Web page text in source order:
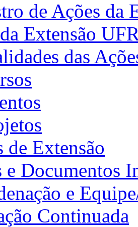
de Ações da
Extensão
das
de Extensão
Documentos
e
Continuada